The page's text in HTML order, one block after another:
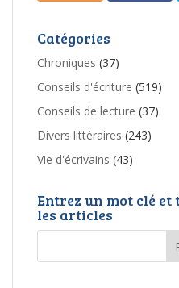
Catégories
Chroniques (37)
Conseils d'écriture (519)
Conseils de lecture (37)
Divers littéraires (243)
Vie d'écrivains (43)
Entrez un mot clé et
les articles